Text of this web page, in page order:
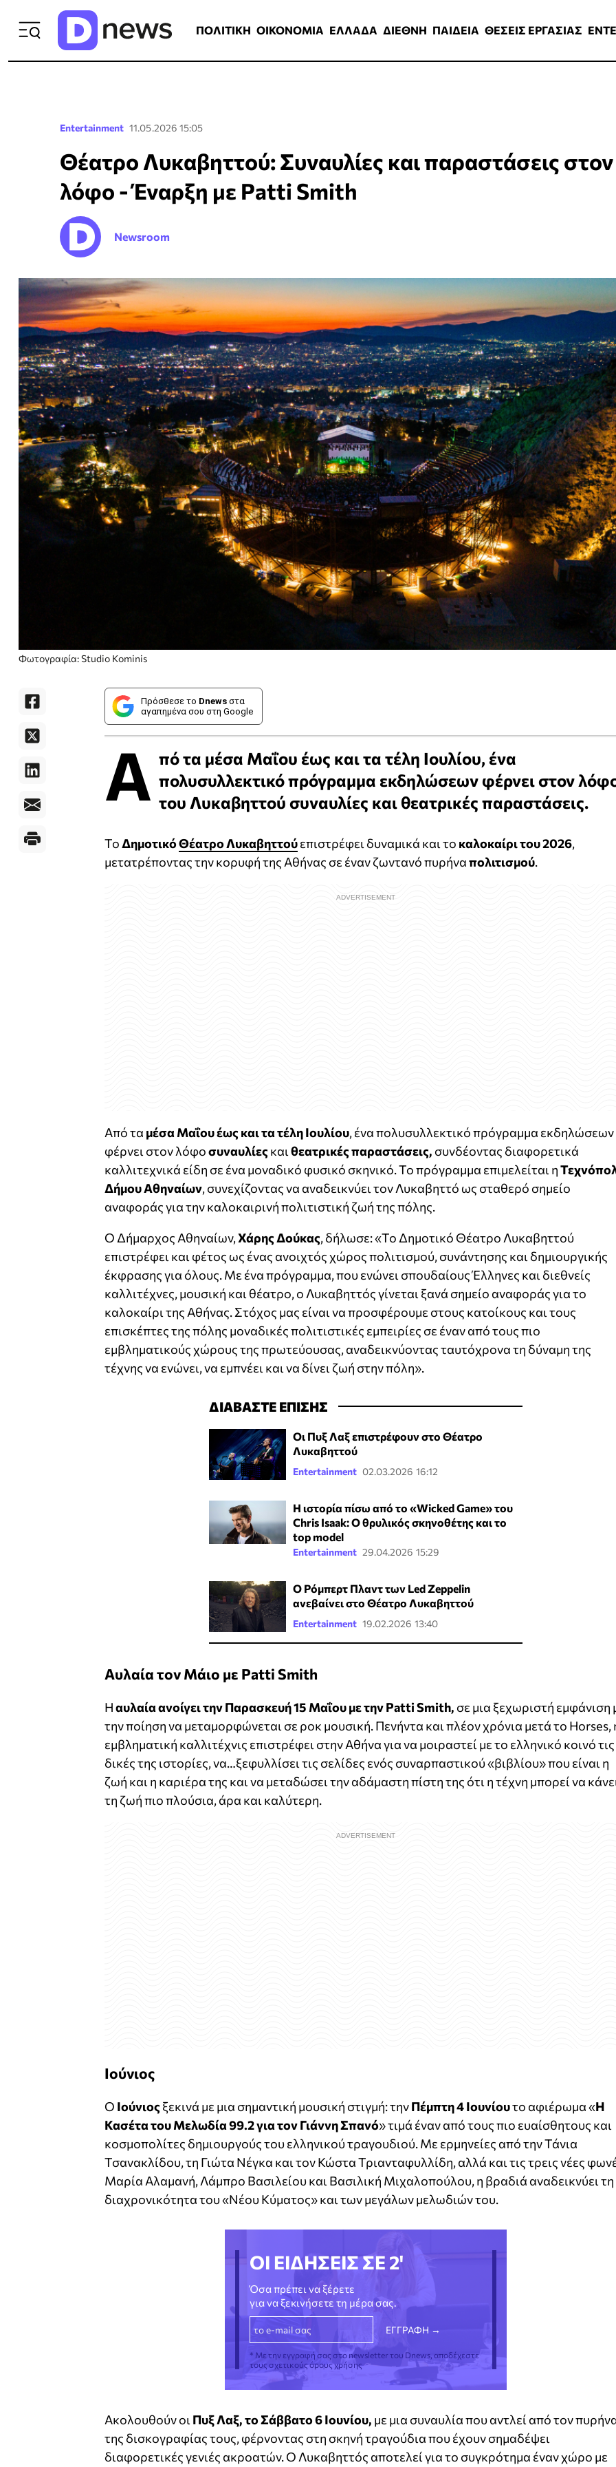
ΠΟΛΙΤΙΚΗ ΟΙΚΟΝΟΜΙΑ ΕΛΛΑΔΑ ΔΙΕΘΝΗ ΠΑΙΔΕΙΑ ΘΕΣΕΙΣ ΕΡΓΑΣΙΑΣ
Entertainment 11.05.2026 15:05
Θέατρο Λυκαβηττού: Συναυλίες και παραστάσεις στον
λόφο - Έναρξη με Patti Smith
Newsroom
Φωτογραφία: Studio Kominis
Πρόσθεσε το Dnews στα
αγαπημένα σου στη Google
Α πό τα μέσα Μαΐου έως και τα τέλη Ιουλίου, ένα
πολυσυλλεκτικό πρόγραμμα εκδηλώσεων φέρνει στον
του Λυκαβηττού συναυλίες και θεατρικές παραστάσεις.
ΤοΔημοτικόΘέατρο Λυκαβηττούεπιστρέφει δυναμικά και το καλοκαίρι του 2026,
μετατρέποντας την κορυφή της Αθήνας σε έναν ζωντανό πυρήναπολιτισμού.
Από τα μέσα Μαΐου έως και τα τέλη Ιουλίου, ένα πολυσυλλεκτικό πρόγραμμα εκδηλώσεων
φέρνει στον λόφοσυναυλίες καιθεατρικές παραστάσεις, συνδέοντας διαφορετικά
καλλιτεχνικά είδη σε ένα μοναδικό φυσικό σκηνικό. Το πρόγραμμα επιμελείται η
Δήμου Αθηναίων, συνεχίζοντας να αναδεικνύει τον Λυκαβηττό ως σταθερό σημείο
αναφοράς για την καλοκαιρινή πολιτιστική ζωή της πόλης.
Ο Δήμαρχος Αθηναίων,Χάρης Δούκας, δήλωσε: «Το Δημοτικό Θέατρο Λυκαβηττού
επιστρέφει και φέτος ως ένας ανοιχτός χώρος πολιτισμού, συνάντησης και δημιουργικής
έκφρασης για όλους. Με ένα πρόγραμμα, που ενώνει σπουδαίους Έλληνες και διεθνείς
καλλιτέχνες, μουσική και θέατρο, ο Λυκαβηττός γίνεται ξανά σημείο αναφοράς για το
καλοκαίρι της Αθήνας. Στόχος μας είναι να προσφέρουμε στους κατοίκους και τους
επισκέπτες της πόλης μοναδικές πολιτιστικές εμπειρίες σε έναν από τους πιο
εμβληματικούς χώρους της πρωτεύουσας, αναδεικνύοντας ταυτόχρονα τη δύναμη της
τέχνης να ενώνει, να εμπνέει και να δίνει ζωή στην πόλη».
ΔΙΑΒΑΣΤΕ ΕΠΙΣΗΣ
Οι Πυξ Λαξ επιστρέφουν στο Θέατρο
Λυκαβηττού
Entertainment 02.03.2026 16:12
Η ιστορία πίσω από το «Wicked Game» του
Chris Isaak: Ο θρυλικός σκηνοθέτης και το
top model
Entertainment 29.04.2026 15:29
Ο Ρόμπερτ Πλαντ των Led Zeppelin
ανεβαίνει στο Θέατρο Λυκαβηττού
Entertainment 19.02.2026 13:40
Αυλαία τον Μάιο με Patti Smith
Ηαυλαία ανοίγει την Παρασκευή 15 Μαΐου με την Patti Smith, σε μια ξεχωριστή εμφάνιση
την ποίηση να μεταμορφώνεται σε ροκ μουσική. Πενήντα και πλέον χρόνια μετά το Horses,
εμβληματική καλλιτέχνις επιστρέφει στην Αθήνα για να μοιραστεί με το ελληνικό κοινό τις
δικές της ιστορίες, να…ξεφυλλίσει τις σελίδες ενός συναρπαστικού «βιβλίου» που είναι η
ζωή και η καριέρα της και να μεταδώσει την αδάμαστη πίστη της ότι η τέχνη μπορεί να
τη ζωή πιο πλούσια, άρα και καλύτερη.
Iούνιος
Ο Ιούνιος ξεκινά με μια σημαντική μουσική στιγμή: τηνΠέμπτη 4 Ιουνίουτο αφιέρωμα «Η
Κασέτα του Μελωδία 99.2 για τον Γιάννη Σπανό» τιμά έναν από τους πιο ευαίσθητους και
κοσμοπολίτες δημιουργούς του ελληνικού τραγουδιού. Με ερμηνείες από την Τάνια
Τσανακλίδου, τη Γιώτα Νέγκα και τον Κώστα Τριανταφυλλίδη, αλλά και τις τρεις νέες
Μαρία Αλαμανή, Λάμπρο Βασιλείου και Βασιλική Μιχαλοπούλου, η βραδιά αναδεικνύει τη
διαχρονικότητα του «Νέου Κύματος» και των μεγάλων μελωδιών του.
ΟΙ ΕΙΔΗΣΕΙΣ ΣΕ 2'
Όσα πρέπει να ξέρετε
για να ξεκινήσετε τη μέρα σας.
* Με την εγγραφή σας στο newsletter του Dnews, αποδέχεστε
τους σχετικούς όρους χρήσης
Ακολουθούν οι Πυξ Λαξ, το Σάββατο 6 Ιουνίου, με μια συναυλία που αντλεί από τον
της δισκογραφίας τους, φέρνοντας στη σκηνή τραγούδια που έχουν σημαδέψει
διαφορετικές γενιές ακροατών. Ο Λυκαβηττός αποτελεί για το συγκρότημα έναν χώρο με